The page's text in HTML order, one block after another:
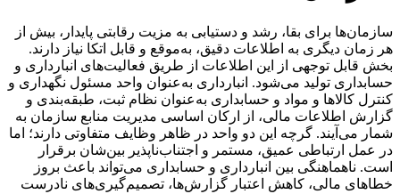
سازمان‌ها برای بقا، رشد و دستیابی به مزیت رقابتی پایدار، بیش از
هر زمان دیگری به اطلاعات دقیق، به‌موقع و قابل اتکا نیاز دارند.
بخش قابل توجهی از این اطلاعات از طریق فعالیت‌های انبارداری و
حسابداری تولید می‌شود. انبارداری به‌عنوان واحد مسئول نگهداری و
کنترل کالاها و مواد و حسابداری به‌عنوان نظام ثبت، طبقه‌بندی و
گزارش اطلاعات مالی، از ارکان اساسی مدیریت منابع سازمان به
شمار می‌آیند. گرچه این دو واحد در ظاهر وظایف متفاوتی دارند؛ اما
در عمل ارتباطی عمیق، مستمر و اجتناب‌ناپذیر بین‌شان برقرار
است. ناهماهنگی بین انبارداری و حسابداری می‌تواند باعث بروز
خطاهای مالی، کاهش اعتبار گزارش‌ها، تصمیم‌گیری‌های نادرست